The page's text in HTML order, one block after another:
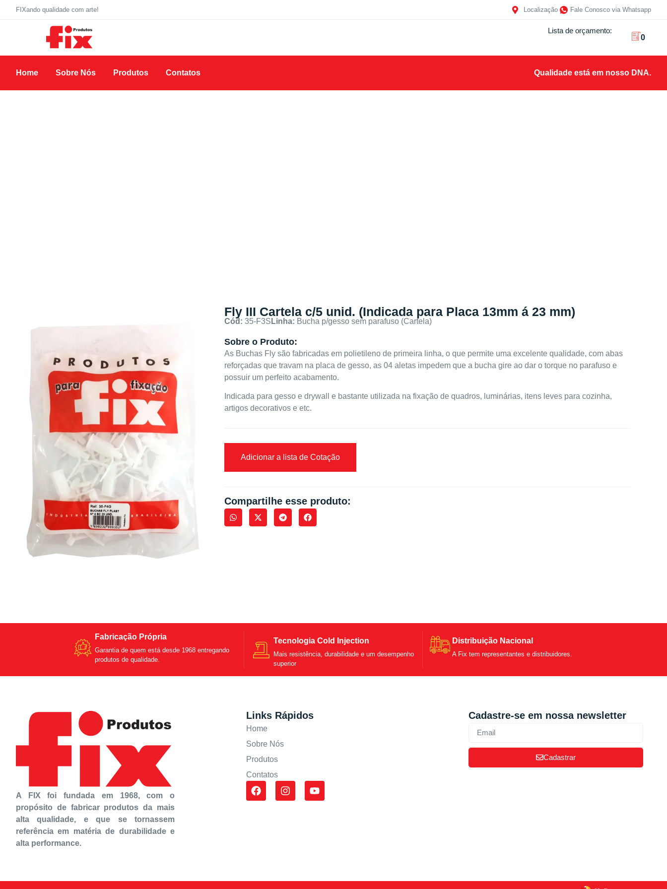
FIXando qualidade com arte! Localização Fale Conosco via Whatsapp
Lista de orçamento:
0
Home Sobre Nós Produtos Contatos Qualidade está em nosso DNA.
Fly III Cartela c/5 unid. (Indicada para Placa 13mm á 23 mm)
Cód: 35-F3S Linha: Bucha p/gesso sem parafuso (Cartela)
Sobre o Produto:
As Buchas Fly são fabricadas em polietileno de primeira linha, o que permite uma excelente qualidade, com abas
reforçadas que travam na placa de gesso, as 04 aletas impedem que a bucha gire ao dar o torque no parafuso e
possuir um perfeito acabamento.
Indicada para gesso e drywall e bastante utilizada na fixação de quadros, luminárias, itens leves para cozinha,
artigos decorativos e etc.
Adicionar a lista de Cotação
Compartilhe esse produto:
Fabricação Própria
Garantia de quem está desde 1968 entregando
produtos de qualidade.
Tecnologia Cold Injection
Mais resistência, durabilidade e um desempenho
superior
Distribuição Nacional
A Fix tem representantes e distribuidores.
A FIX foi fundada em 1968, com o
propósito de fabricar produtos da mais
alta qualidade, e que se tornassem
referência em matéria de durabilidade e
alta performance.
Links Rápidos
Home
Sobre Nós
Produtos
Contatos
Cadastre-se em nossa newsletter
Cadastrar